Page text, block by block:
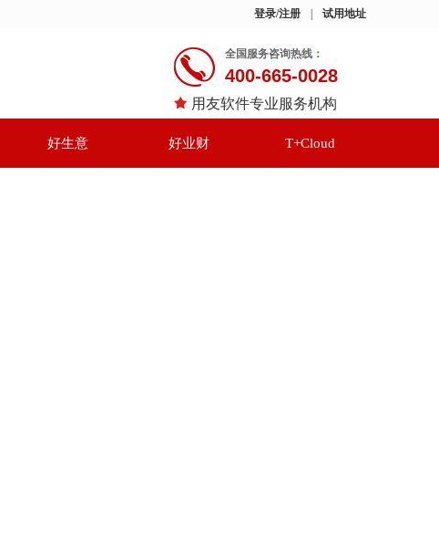
登录/注册 试用地址
全国服务咨询热线：
400-665-0028
用友软件专业服务机构
好生意 好业财 T+Cloud